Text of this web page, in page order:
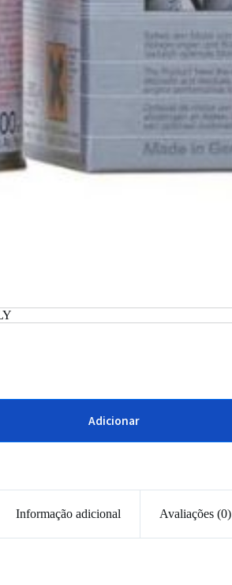
Adicionar
Informação adicional Avaliações (0)